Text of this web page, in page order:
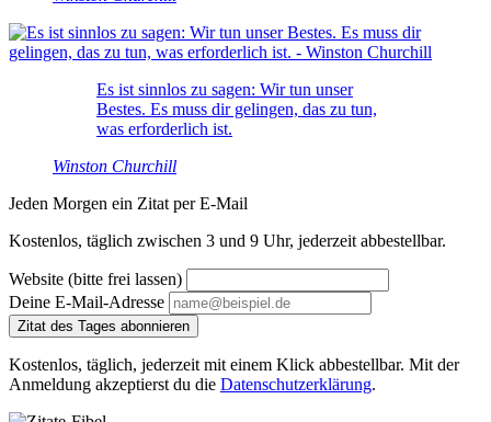
Es ist sinnlos zu sagen: Wir tun unser
Bestes. Es muss dir gelingen, das zu tun,
was erforderlich ist.
Winston Churchill
Jeden Morgen ein Zitat per E-Mail
Kostenlos, täglich zwischen 3 und 9 Uhr, jederzeit abbestellbar.
Website (bitte frei lassen)
Deine E-Mail-Adresse
Zitat des Tages abonnieren
Kostenlos, täglich, jederzeit mit einem Klick abbestellbar. Mit der
Anmeldung akzeptierst du die Datenschutzerklärung.